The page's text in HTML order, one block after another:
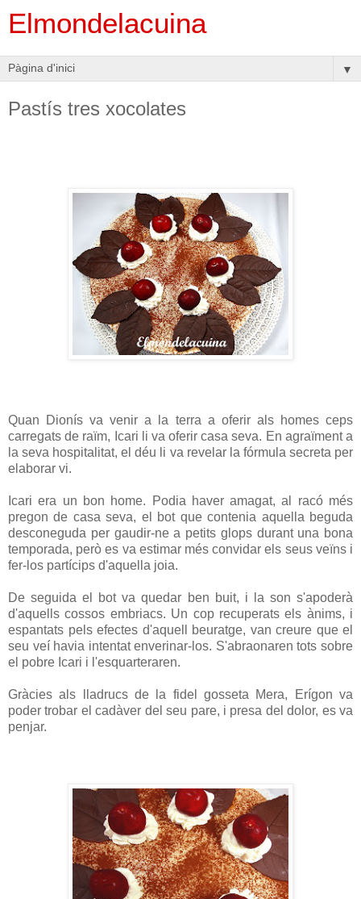
Elmondelacuina
▼
Pastís tres xocolates
Quan Dionís va venir a la terra a oferir als homes ceps
carregats de raïm, Icari li va oferir casa seva. En agraïment a
la seva hospitalitat, el déu li va revelar la fórmula secreta per
elaborar vi.
Icari era un bon home. Podia haver amagat, al racó més
pregon de casa seva, el bot que contenia aquella beguda
desconeguda per gaudir-ne a petits glops durant una bona
temporada, però es va estimar més convidar els seus veïns i
fer-los partícips d'aquella joia.
De seguida el bot va quedar ben buit, i la son s'apoderà
d'aquells cossos embriacs. Un cop recuperats els ànims, i
espantats pels efectes d'aquell beuratge, van creure que el
seu veí havia intentat enverinar-los. S'abraonaren tots sobre
el pobre Icari i l'esquarteraren.
Gràcies als lladrucs de la fidel gosseta Mera, Erígon va
poder trobar el cadàver del seu pare, i presa del dolor, es va
penjar.